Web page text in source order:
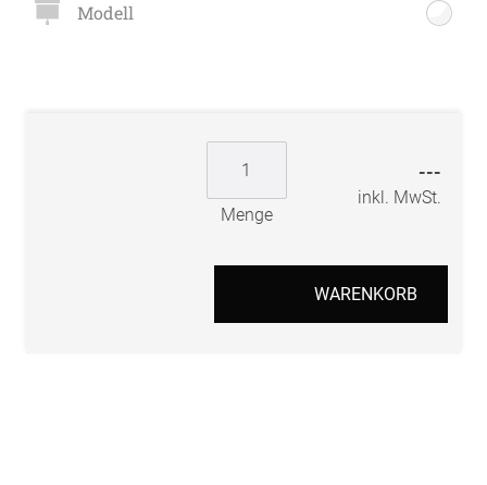
Modell
Menge
---
inkl. MwSt.
WARENKORB